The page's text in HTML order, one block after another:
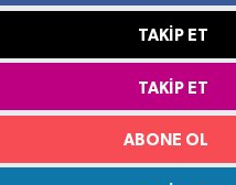
TAKIP ET
TAKIP ET
ABONE OL